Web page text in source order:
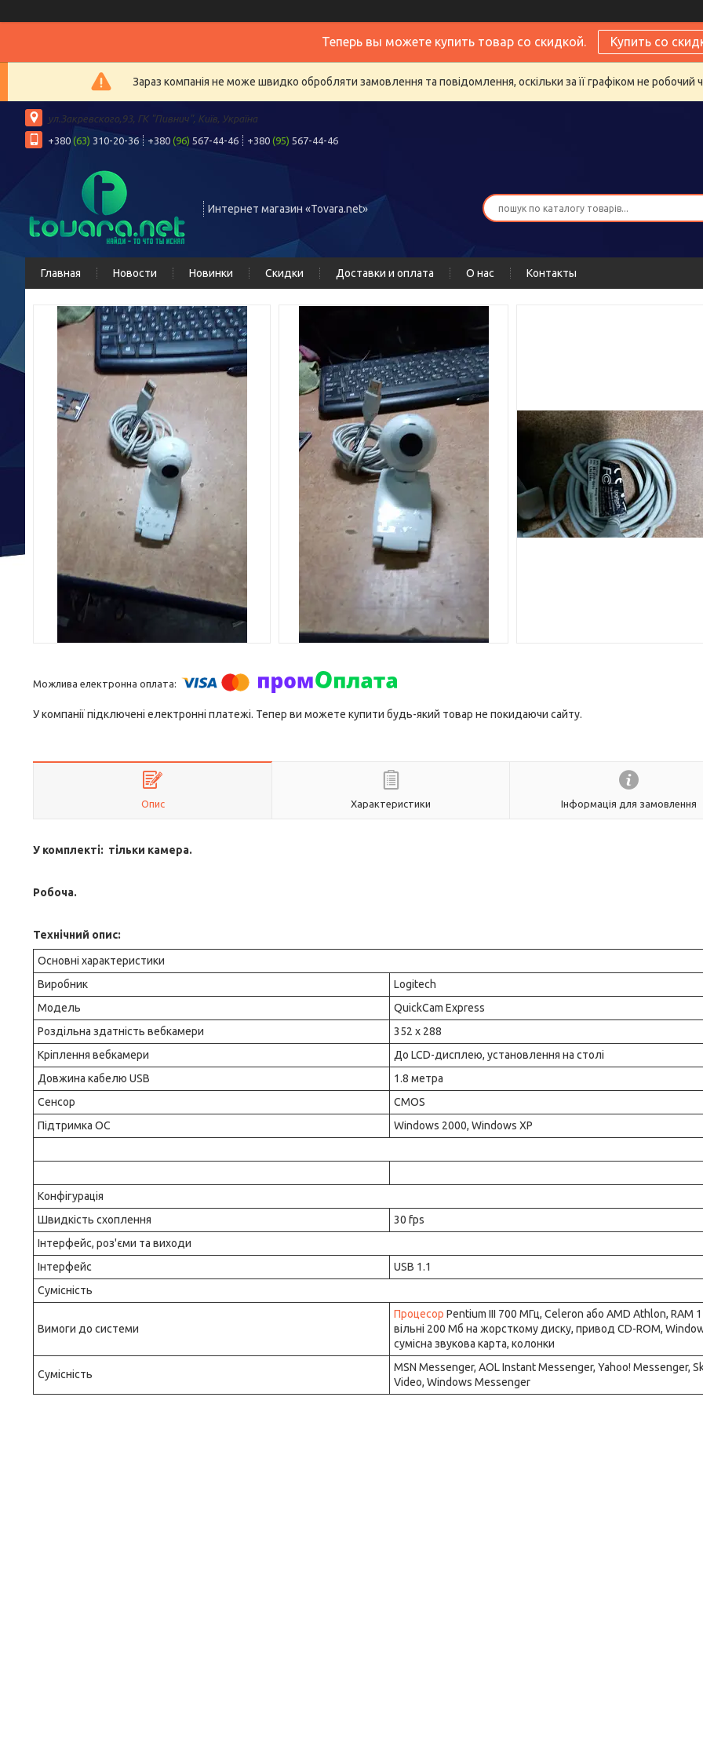
Теперь вы можете купить товар со скидкой. Купить со
Зараз компанія не може швидко обробляти замовлення та повідомлення, оскільки за її графіком не
ул.Закревского,93, ГК "Пивнич", Київ, Україна
+380 (63) 310-20-36 +380 (96) 567-44-46 +380 (95) 567-44-46
Интернет магазин «Tovara.net»
Главная Новости Новинки Скидки Доставки и оплата О нас Контакты
У компанії підключені електронні платежі. Тепер ви можете купити будь-який товар не покидаючи сайту.
Опис Характеристики Інформація для замовлення
У комплекті: тільки камера.
Робоча.
Технічний опис:
Основні характеристики
Виробник
Logitech
Модель
QuickCam Express
Роздільна здатність вебкамери
352 x 288
Кріплення вебкамери
До LCD-дисплею, установлення на столі
Довжина кабелю USB
1.8 метра
Сенсор
CMOS
Підтримка ОС
Windows 2000, Windows XP
Конфігурація
Швидкість схоплення
30 fps
Інтерфейс, роз'єми та виходи
Інтерфейс
USB 1.1
Сумісність
Вимоги до системи
Процесор Pentium III 700 МГц, Celeron або AMD Athlon, RAM
вільні 200 Мб на жорсткому диску, привод CD-ROM,
сумісна звукова карта, колонки
Сумісність
MSN Messenger, AOL Instant Messenger, Yahoo! Messenger,
Video, Windows Messenger